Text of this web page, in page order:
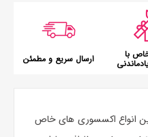
با ارسال سریع و مطمئن
انواع اکسسوری های خاص